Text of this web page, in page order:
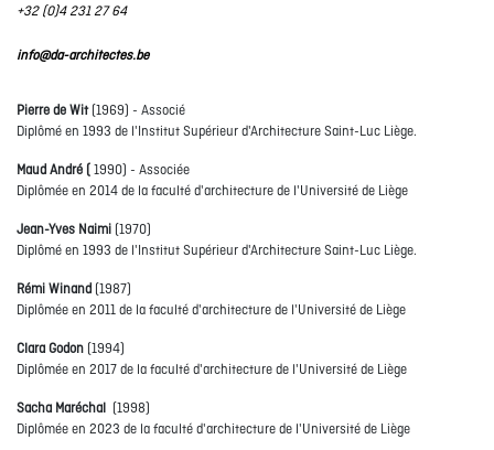
+32 (0)4 231 27 64
info@da-architectes.be
Pierre de Wit(1969) - Associé
Diplômé en 1993 de l'Institut Supérieur d'Architecture Saint-Luc Liège.
Maud André (1990) - Associée
Diplômée en 2014 de la faculté d'architecture de l'Université de Liège
Jean-Yves Naimi (1970)
Diplômé en 1993 de l'Institut Supérieur d'Architecture Saint-Luc Liège.
Rémi Winand (1987)
Diplômée en 2011 de la faculté d'architecture de l'Université de Liège
Clara Godon (1994)
Diplômée en 2017 de la faculté d'architecture de l'Université de Liège
Sacha Maréchal (1998)
Diplômée en 2023 de la faculté d'architecture de l'Université de Liège